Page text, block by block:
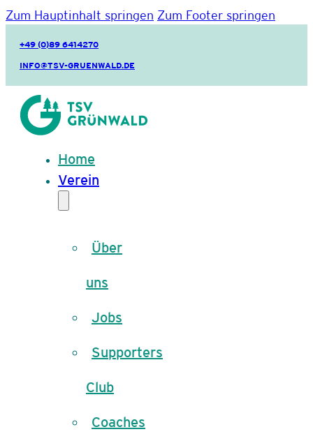
Zum Hauptinhalt springen Zum Footer springen
+49 (0)89 6414270
INFO@TSV-GRUENWALD.DE
Home
Verein
Über
uns
Jobs
Supporters
Club
Coaches